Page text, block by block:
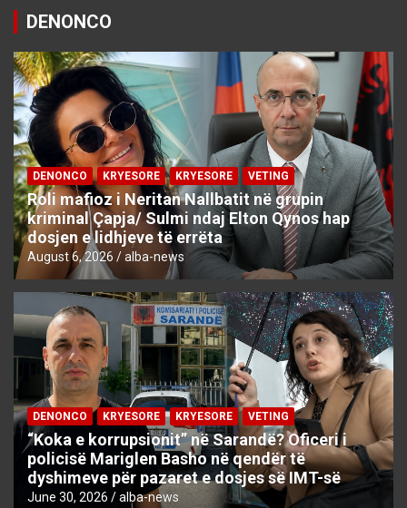
DENONCO
DENONCO KRYESORE KRYESORE VETING
Roli mafioz i Neritan Nallbatit në grupin
kriminal Çapja/ Sulmi ndaj Elton Qynos hap
dosjen e lidhjeve të errëta
August 6, 2026 alba-news
DENONCO KRYESORE KRYESORE VETING
“Koka e korrupsionit” në Sarandë? Oficeri i
policisë Mariglen Basho në qendër të
dyshimeve për pazaret e dosjes së IMT-së
June 30, 2026 alba-news